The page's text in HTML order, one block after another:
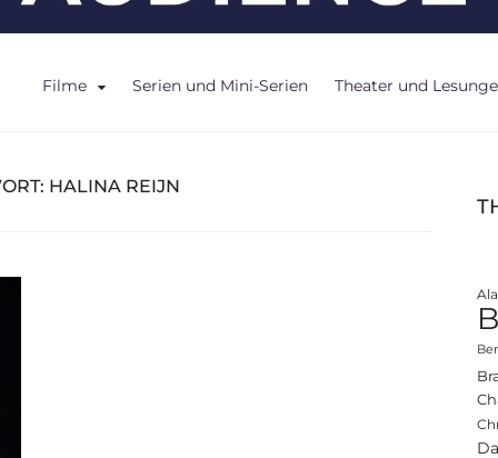
Filme Serien und Mini-Serien Theater und
HALINA REIJN